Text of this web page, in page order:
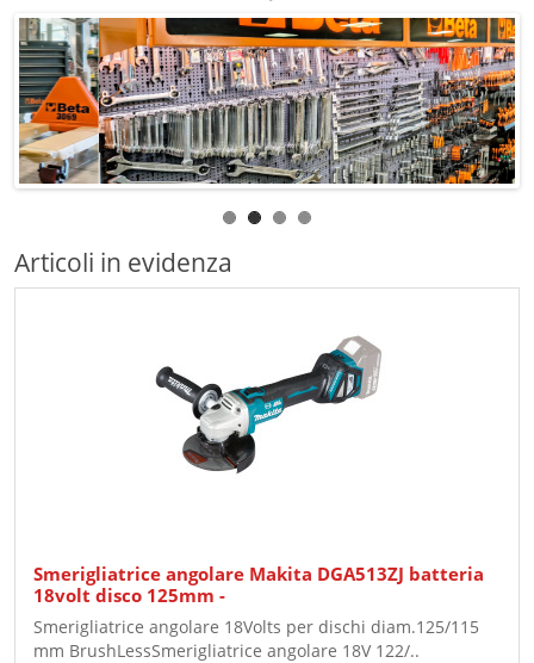
Articoli in evidenza
Smerigliatrice angolare Makita DGA513ZJ batteria
18volt disco 125mm -
Smerigliatrice angolare 18Volts per dischi diam.125/115
mm BrushLessSmerigliatrice angolare 18V 122/..